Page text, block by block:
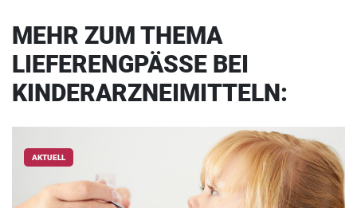
MEHR ZUM THEMA
LIEFERENGPÄSSE BEI
KINDERARZNEIMITTELN:
AKTUELL